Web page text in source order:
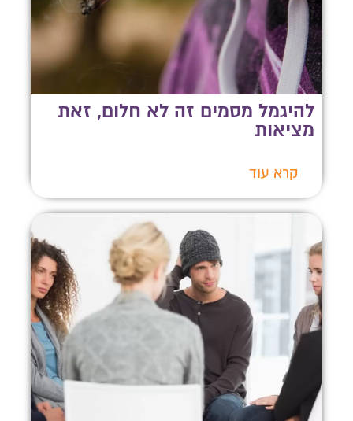
להיגמל מסמים זה לא חלום, זאת
מציאות
קרא עוד